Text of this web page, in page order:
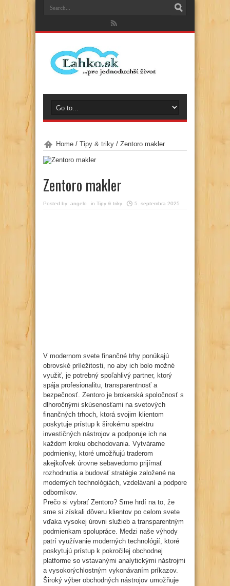
Home / Tipy & triky / Zentoro makler
Zentoro makler
Posted by: angelo in Tipy & triky 5. septembra 2025
V modernom svete finančné trhy ponúkajú
obrovské príležitosti, no aby ich bolo možné
využiť, je potrebný spoľahlivý partner, ktorý
spája profesionalitu, transparentnosť a
bezpečnosť. Zentoro je brokerská spoločnosť s
dlhoročnými skúsenosťami na svetových
finančných trhoch, ktorá svojim klientom
poskytuje prístup k širokému spektru
investičných nástrojov a podporuje ich na
každom kroku obchodovania. Vytvárame
podmienky, ktoré umožňujú traderom
akejkoľvek úrovne sebavedomo prijímať
rozhodnutia a budovať stratégie založené na
moderných technológiách, vzdelávaní a podpore
odborníkov.
Prečo si vybrať Zentoro? Sme hrdí na to, že
sme si získali dôveru klientov po celom svete
vďaka vysokej úrovni služieb a transparentným
podmienkam spolupráce. Medzi naše výhody
patrí využívanie moderných technológií, ktoré
poskytujú prístup k pokročilej obchodnej
platforme so vstavanými analytickými nástrojmi
a vysokorýchlostným vykonávaním príkazov.
Široký výber obchodných nástrojov umožňuje